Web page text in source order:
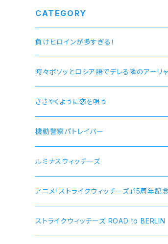
CATEGORY
負けヒロインが多すぎる！
時々ボソッとロシア語でデレる隣のアーリ
ささやくように恋を唄う
機動警察パトレイバー
ルミナスウィッチーズ
アニメ「ストライクウィッチーズ」15周年記念
ストライクウィッチーズ ROAD to BERLIN